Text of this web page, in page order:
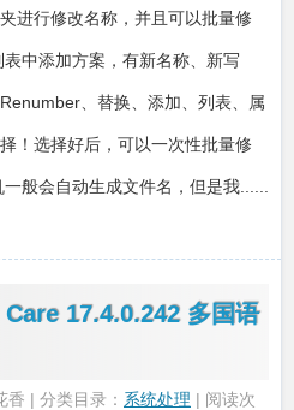
进行修改名称，并且可以批量修
中添加方案，有新名称、新写
、替换、添加、列表、属
！选择好后，可以一次性批量修
般会自动生成文件名，但是我......
17.4.0.242 多国语
| 分类目录： 系统处理 | 阅读次